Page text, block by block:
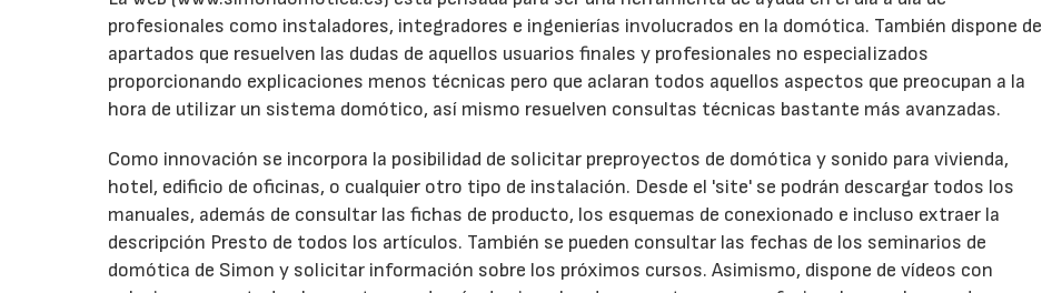
profesionales como instaladores, integradores e ingenierías involucrados en la domótica. También dispone de
apartados que resuelven las dudas de aquellos usuarios finales y profesionales no especializados
proporcionando explicaciones menos técnicas pero que aclaran todos aquellos aspectos que preocupan a la
hora de utilizar un sistema domótico, así mismo resuelven consultas técnicas bastante más avanzadas.
Como innovación se incorpora la posibilidad de solicitar preproyectos de domótica y sonido para vivienda,
hotel, edificio de oficinas, o cualquier otro tipo de instalación. Desde el 'site' se podrán descargar todos los
manuales, además de consultar las fichas de producto, los esquemas de conexionado e incluso extraer la
descripción Presto de todos los artículos. También se pueden consultar las fechas de los seminarios de
domótica de Simon y solicitar información sobre los próximos cursos. Asimismo, dispone de vídeos con